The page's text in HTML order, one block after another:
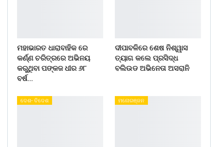
ମହାଭାରତ ଧାରାବାହିକ ରେ
କର୍ଣ୍ଣ ଚରିତ୍ରରେ ଅଭିନୟ
କରୁଥିବା ପଙ୍କଜ ଧୀର ୬୮
ବର୍ଷ…
ଦୀପାବଳିରେ ଶେଷ ନିଶ୍ୱାସ
ତ୍ୟାଗ କଲେ ପ୍ରସିଦ୍ଧ
ବଲିଉଡ ଅଭିନେତା ଅସରାନି
ଦେଶ- ବିଦେଶ ମନୋରଞ୍ଜନ